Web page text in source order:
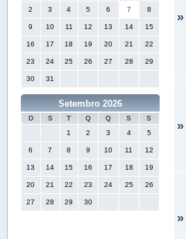
2 3 4 5 6 7 8
9 10 11 12 13 14 15
16 17 18 19 20 21 22
23 24 25 26 27 28 29
30 31
Setembro 2026
D S T Q Q S
S
1
2 3 4 5
6 7 8 9 10 11 12
13 14 15 16 17 18 19
20 21 22 23 24 25 26
27 28 29 30
»
»
»